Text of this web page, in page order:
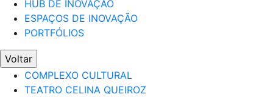
HUB DE INOVAÇÃO
ESPAÇOS DE INOVAÇÃO
PORTFÓLIOS
Voltar
COMPLEXO CULTURAL
TEATRO CELINA QUEIROZ